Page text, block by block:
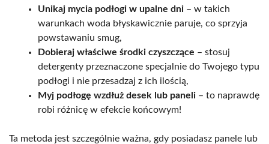
Unikaj mycia podłogi w upalne dni – w takich
warunkach woda błyskawicznie paruje, co sprzyja
powstawaniu smug,
Dobieraj właściwe środki czyszczące – stosuj
detergenty przeznaczone specjalnie do Twojego typu
podłogi i nie przesadzaj z ich ilością,
Myj podłogę wzdłuż desek lub paneli – to naprawdę
robi różnicę w efekcie końcowym!
Ta metoda jest szczególnie ważna, gdy posiadasz panele lub